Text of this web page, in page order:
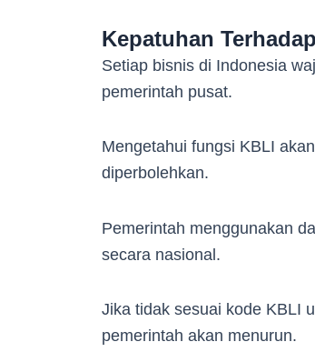
Kepatuhan
Setiap bisnis di Indonesia
pemerintah pusat.
Mengetahui fungsi KBLI
diperbolehkan.
Pemerintah menggunakan
secara nasional.
Jika tidak sesuai kode KBLI
pemerintah akan menurun.